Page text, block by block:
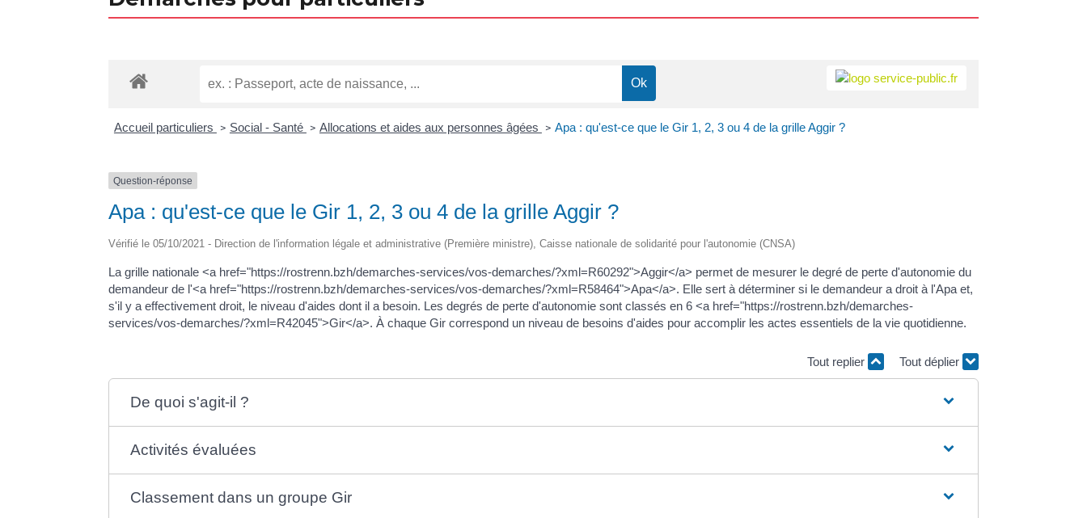
Accueil particuliers > Social - Santé > Allocations et aides aux personnes âgées > Apa : qu'est-ce que le Gir 1, 2, 3 ou 4 de la grille Aggir ?
Question-réponse
Apa : qu'est-ce que le Gir 1, 2, 3 ou 4 de la grille Aggir ?
Vérifié le 05/10/2021 - Direction de l'information légale et administrative (Première ministre), Caisse nationale de solidarité pour l'autonomie (CNSA)
La grille nationale <a href="https://rostrenn.bzh/demarches-services/vos-demarches/?xml=R60292">Aggir</a> permet de mesurer le degré de perte d'autonomie du
demandeur de l'<a href="https://rostrenn.bzh/demarches-services/vos-demarches/?xml=R58464">Apa</a>. Elle sert à déterminer si le demandeur a droit à l'Apa et,
s'il y a effectivement droit, le niveau d'aides dont il a besoin. Les degrés de perte d'autonomie sont classés en 6 <a href="https://rostrenn.bzh/demarches-
services/vos-demarches/?xml=R42045">Gir</a>. À chaque Gir correspond un niveau de besoins d'aides pour accomplir les actes essentiels de la vie quotidienne.
Tout replier Tout déplier
De quoi s'agit-il ?
Activités évaluées
Classement dans un groupe Gir